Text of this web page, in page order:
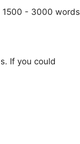
1500 - 3000 words
If you could